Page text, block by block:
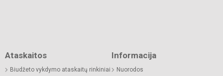
Ataskaitos
Biudžeto vykdymo ataskaitų rinkiniai
Informacija
Nuorodos